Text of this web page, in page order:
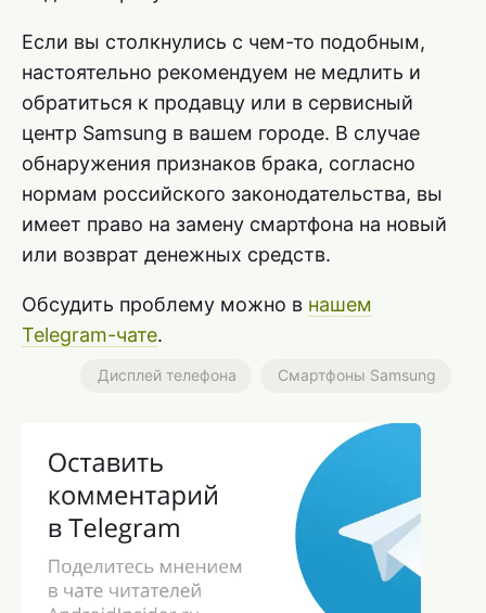
Если вы столкнулись с чем-то подобным,
настоятельно рекомендуем не медлить и
обратиться к продавцу или в сервисный
центр Samsung в вашем городе. В случае
обнаружения признаков брака, согласно
нормам российского законодательства, вы
имеет право на замену смартфона на новый
или возврат денежных средств.
Обсудить проблему можно в нашем
Telegram-чате.
Дисплей телефона Смартфоны Samsung